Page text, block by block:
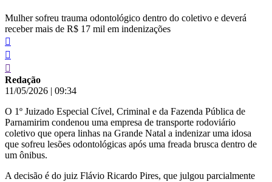
Mulher sofreu trauma odontológico dentro do coletivo e deverá
receber mais de R$ 17 mil em indenizações
Redação
11/05/2026 | 09:34
O 1º Juizado Especial Cível, Criminal e da Fazenda Pública de
Parnamirim condenou uma empresa de transporte rodoviário
coletivo que opera linhas na Grande Natal a indenizar uma idosa
que sofreu lesões odontológicas após uma freada brusca dentro de
um ônibus.
A decisão é do juiz Flávio Ricardo Pires, que julgou parcialmente